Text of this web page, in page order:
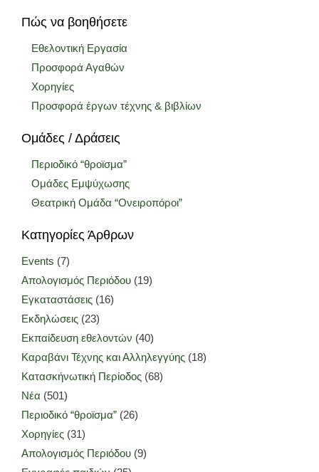
Πώς να βοηθήσετε
Εθελοντική Εργασία
Προσφορά Αγαθών
Χορηγίες
Προσφορά έργων τέχνης & βιβλίων
Ομάδες / Δράσεις
Περιοδικό “θροϊσμα”
Ομάδες Εμψύχωσης
Θεατρική Ομάδα “Ονειροπόροι”
Κατηγορίες Άρθρων
Events (7)
Απολογισμός Περιόδου (19)
Εγκαταστάσεις (16)
Εκδηλώσεις (23)
Εκπαίδευση εθελοντών (40)
Καραβάνι Τέχνης και Αλληλεγγύης (18)
Κατασκήνωτική Περίοδος (68)
Νέα (501)
Περιοδικό “θροϊσμα” (26)
Χορηγίες (31)
Απολογισμός Περιόδου (9)